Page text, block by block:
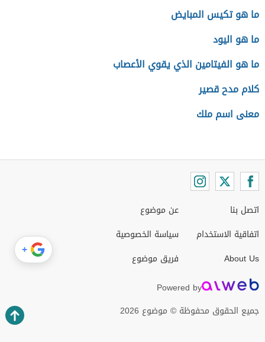
ما هو تكيس المبايض
ما هو اليود
ما هو الفيتامين الذي يقوي الأعصاب
كلام مدح قصير
معنى اسم ملك
اتصل بنا
اتفاقية الاستخدام
About Us
عن موضوع
سياسة الخصوصية
فريق موضوع
Powered by
جميع الحقوق محفوظة © موضوع 2026
+